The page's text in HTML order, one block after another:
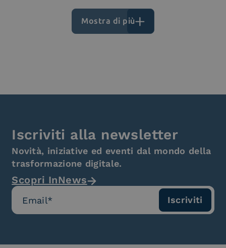
Mostra di più
Iscriviti alla newsletter
Novità, iniziative ed eventi dal mondo della
trasformazione digitale.
Scopri InNews